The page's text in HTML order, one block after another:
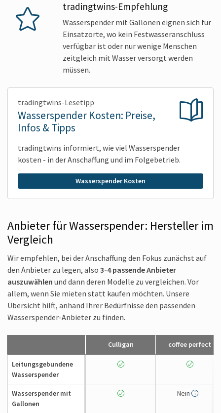
tradingtwins-Empfehlung
Wasserspender mit Gallonen eignen sich für
Einsatzorte, wo kein Festwasseranschluss
verfügbar ist oder nur wenige Menschen
zeitgleich mit Wasser versorgt werden
müssen.
tradingtwins-Lesetipp
Wasserspender Kosten: Preise,
Infos & Tipps
tradingtwins informiert, wie viel Wasserspender
kosten - in der Anschaffung und im Folgebetrieb.
Wasserspender Kosten
Anbieter für Wasserspender: Hersteller im
Vergleich
Wir empfehlen, bei der Anschaffung den Fokus zunächst auf
den Anbieter zu legen, also 3-4 passende Anbieter
auszuwählen und dann deren Modelle zu vergleichen. Vor
allem, wenn Sie mieten statt kaufen möchten. Unsere
Übersicht hilft, anhand Ihrer Bedürfnisse den passenden
Wasserspender-Anbieter zu finden.
Culligan coffee perfect
Leitungsgebundene
Wasserspender
Wasserspender mit
Gallonen
Nein